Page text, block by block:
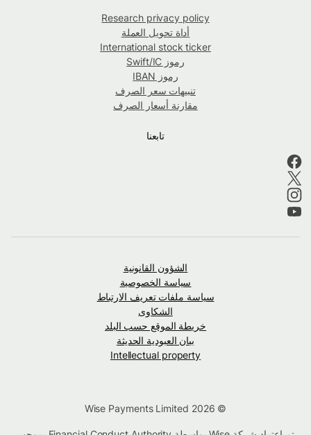
Research privacy policy
أداة تحويل العملة
International stock ticker
رموز Swift/IC
رموز IBAN
تنبيهات سعر الصرف
مقارنة أسعار الصرف
تابعنا
الشؤون القانونية
سياسة الخصوصية
سياسة ملفات تعريف الارتباط
الشكاوى
خريطة الموقع حسب البلد
بيان العبودية الحديثة
Intellectual property
© Wise Payments Limited 2026